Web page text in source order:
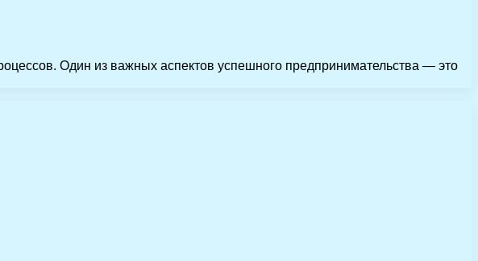
Один из важных аспектов успешного предпринимательства — это